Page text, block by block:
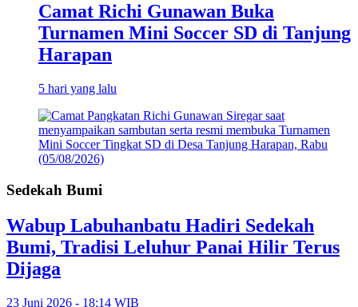
Camat Richi Gunawan Buka
Turnamen Mini Soccer SD di Tanjung
Harapan
5 hari yang lalu
Sedekah Bumi
Wabup Labuhanbatu Hadiri Sedekah
Bumi, Tradisi Leluhur Panai Hilir Terus
Dijaga
23 Juni 2026 - 18:14 WIB